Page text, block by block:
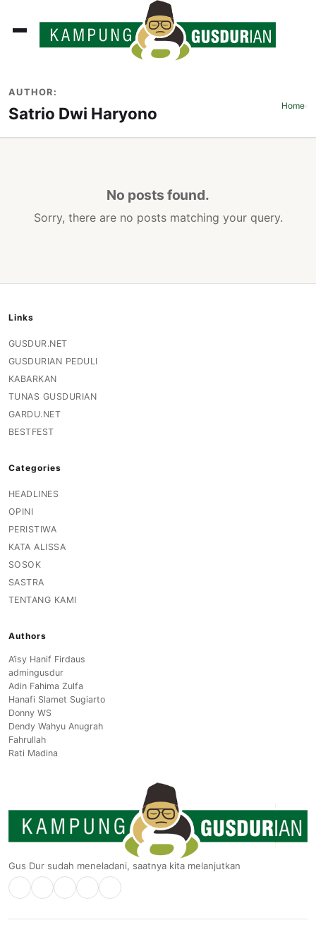
AUTHOR:
Satrio Dwi Haryono Home›
No posts found.
Sorry, there are no posts matching your query.
Links
GUSDUR.NET
GUSDURIAN PEDULI
KABARKAN
TUNAS GUSDURIAN
GARDU.NET
BESTFEST
Categories
HEADLINES
OPINI
PERISTIWA
KATA ALISSA
SOSOK
SASTRA
TENTANG KAMI
Authors
A’isy Hanif Firdaus
admingusdur
Adin Fahima Zulfa
Hanafi Slamet Sugiarto
Donny WS
Dendy Wahyu Anugrah
Fahrullah
Rati Madina
Gus Dur sudah meneladani, saatnya kita melanjutkan